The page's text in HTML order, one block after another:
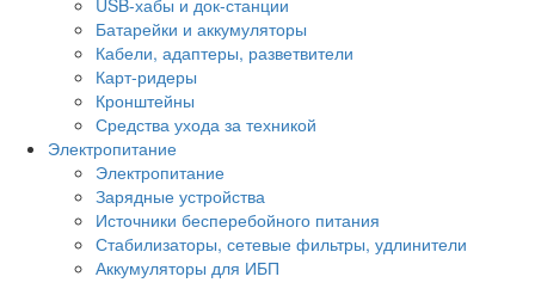
Батарейки и аккумуляторы
Кабели, адаптеры, разветвители
Карт-ридеры
Кронштейны
Средства ухода за техникой
Электропитание
Электропитание
Зарядные устройства
Источники бесперебойного питания
Стабилизаторы, сетевые фильтры, удлинители
Аккумуляторы для ИБП